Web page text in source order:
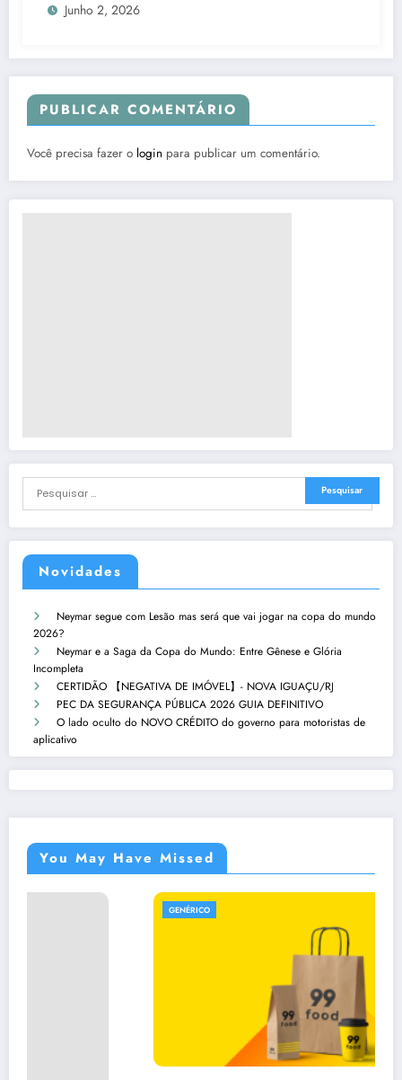
Novidades
Neymar segue com Lesão mas será que vai jogar na copa do mundo
2026?
Neymar e a Saga da Copa do Mundo: Entre Gênese e Glória
Incompleta
CERTIDÃO 【NEGATIVA DE IMÓVEL】- NOVA IGUAÇU/RJ
PEC DA SEGURANÇA PÚBLICA 2026 GUIA DEFINITIVO
O lado oculto do NOVO CRÉDITO do governo para motoristas de
aplicativo
Junho 2, 2026
PUBLICAR COMENTÁRIO
Você precisa fazer o login para publicar um comentário.
You May Have Missed